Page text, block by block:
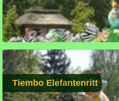
Tiembo Elefantenritt